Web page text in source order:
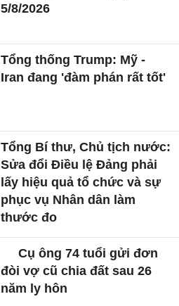
5/8/2026
Tổng thống Trump: Mỹ -
Iran đang 'đàm phán rất tốt'
Tổng Bí thư, Chủ tịch nước:
Sửa đổi Điều lệ Đảng phải
lấy hiệu quả tổ chức và sự
phục vụ Nhân dân làm
thước đo
Cụ ông 74 tuổi gửi đơn
đòi vợ cũ chia đất sau 26
năm ly hôn